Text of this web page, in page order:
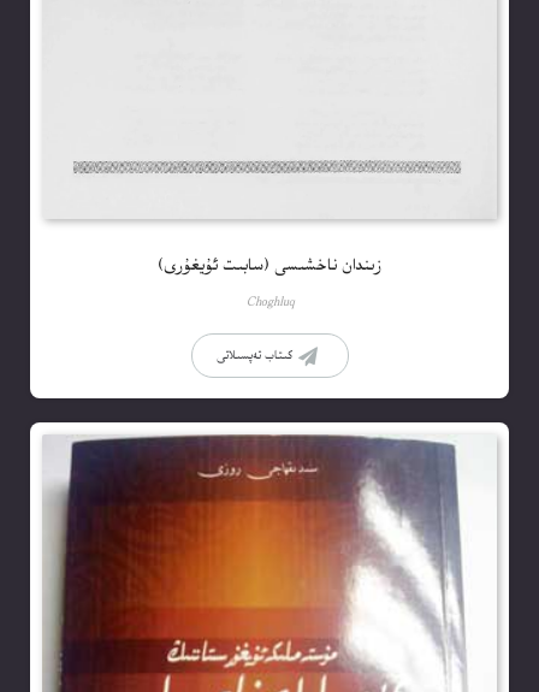
زىندان ناخشىسى (سابىت ئۇيغۇرى)
Choghluq
كىتاب تەپسىلاتى